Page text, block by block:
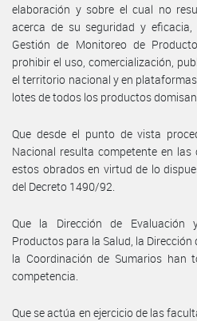
elaboración y sobre el cual no
acerca de su seguridad y
Gestión de Monitoreo de
prohibir el uso, comercialización,
el territorio nacional y en
lotes de todos los productos
Que desde el punto de vista
Nacional resulta competente en
estos obrados en virtud de lo
del Decreto 1490/92.
Que la Dirección de
Productos para la Salud, la
la Coordinación de Sumarios han
competencia.
Que se actúa en ejercicio de las